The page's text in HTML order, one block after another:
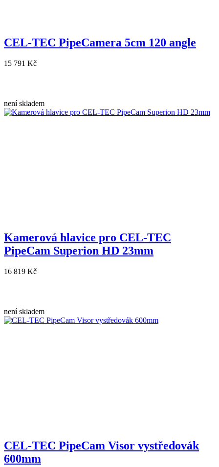
CEL-TEC PipeCamera 5cm 120 angle
15 791 Kč
není skladem
Kamerová hlavice pro CEL-TEC
PipeCam Superion HD 23mm
16 819 Kč
není skladem
CEL-TEC PipeCam Visor vystředovák
600mm